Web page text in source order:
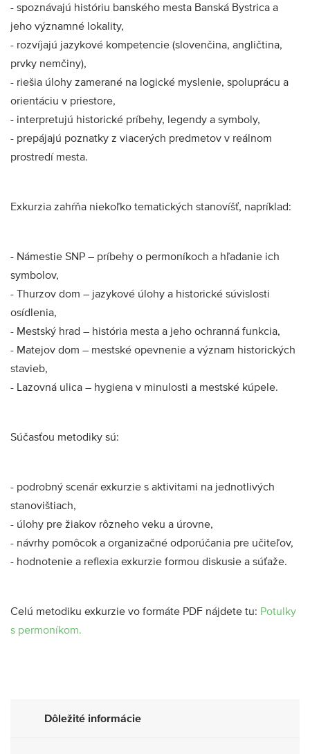
- spoznávajú históriu banského mesta Banská Bystrica a
jeho významné lokality,
- rozvíjajú jazykové kompetencie (slovenčina, angličtina,
prvky nemčiny),
- riešia úlohy zamerané na logické myslenie, spoluprácu a
orientáciu v priestore,
- interpretujú historické príbehy, legendy a symboly,
- prepájajú poznatky z viacerých predmetov v reálnom
prostredí mesta.
Exkurzia zahŕňa niekoľko tematických stanovíšť, napríklad:
- Námestie SNP – príbehy o permoníkoch a hľadanie ich
symbolov,
- Thurzov dom – jazykové úlohy a historické súvislosti
osídlenia,
- Mestský hrad – história mesta a jeho ochranná funkcia,
- Matejov dom – mestské opevnenie a význam historických
stavieb,
- Lazovná ulica – hygiena v minulosti a mestské kúpele.
Súčasťou metodiky sú:
- podrobný scenár exkurzie s aktivitami na jednotlivých
stanovištiach,
- úlohy pre žiakov rôzneho veku a úrovne,
- návrhy pomôcok a organizačné odporúčania pre učiteľov,
- hodnotenie a reflexia exkurzie formou diskusie a súťaže.
Celú metodiku exkurzie vo formáte PDF nájdete tu: Potulky
s permoníkom.
Dôležité informácie